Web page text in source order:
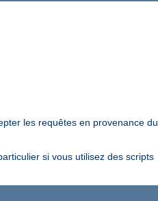
les requêtes en provenance du
si vous utilisez des scripts